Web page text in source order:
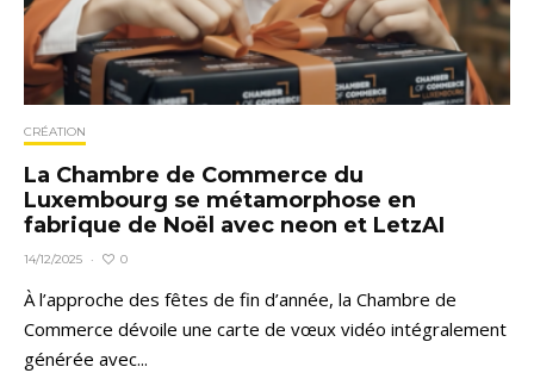
CRÉATION
La Chambre de Commerce du
Luxembourg se métamorphose en
fabrique de Noël avec neon et LetzAI
14/12/2025 · 0
À l’approche des fêtes de fin d’année, la Chambre de
Commerce dévoile une carte de vœux vidéo intégralement
générée avec...